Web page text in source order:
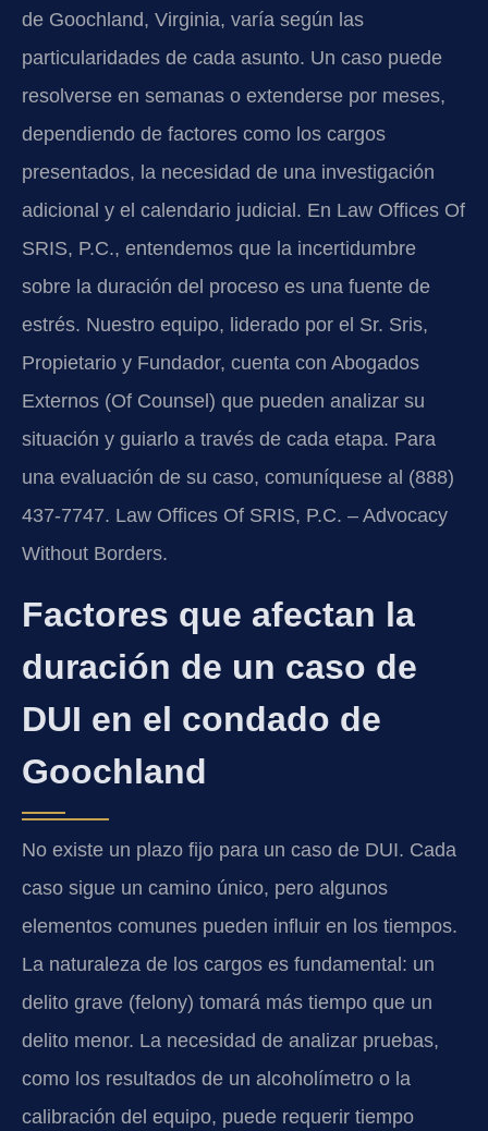
de Goochland, Virginia, varía según las
particularidades de cada asunto. Un caso puede
resolverse en semanas o extenderse por meses,
dependiendo de factores como los cargos
presentados, la necesidad de una investigación
adicional y el calendario judicial. En Law Offices Of
SRIS, P.C., entendemos que la incertidumbre
sobre la duración del proceso es una fuente de
estrés. Nuestro equipo, liderado por el Sr. Sris,
Propietario y Fundador, cuenta con Abogados
Externos (Of Counsel) que pueden analizar su
situación y guiarlo a través de cada etapa. Para
una evaluación de su caso, comuníquese al (888)
437-7747. Law Offices Of SRIS, P.C. – Advocacy
Without Borders.
Factores que afectan la
duración de un caso de
DUI en el condado de
Goochland
No existe un plazo fijo para un caso de DUI. Cada
caso sigue un camino único, pero algunos
elementos comunes pueden influir en los tiempos.
La naturaleza de los cargos es fundamental: un
delito grave (felony) tomará más tiempo que un
delito menor. La necesidad de analizar pruebas,
como los resultados de un alcoholímetro o la
calibración del equipo, puede requerir tiempo